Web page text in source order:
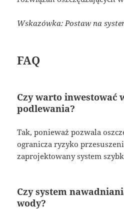
Wskazówka: Postaw na
FAQ
Czy warto inwestować
podlewania?
Tak, ponieważ pozwala
ogranicza ryzyko
zaprojektowany system
Czy system
wody?